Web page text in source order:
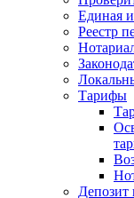
Единая
Реестр
Тарифы
Депозит